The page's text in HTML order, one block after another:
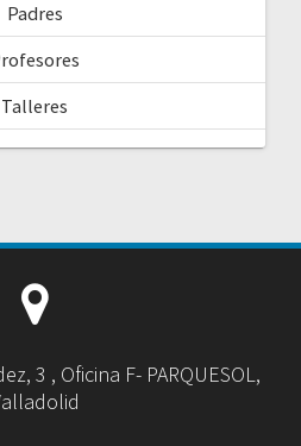
Padres
Talleres
3 , Oficina F- PARQUESOL,